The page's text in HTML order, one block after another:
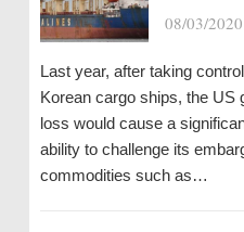
08/03/2020
Last year, after taking
Korean cargo ships, the US
loss would cause a
ability to challenge its
commodities such as…